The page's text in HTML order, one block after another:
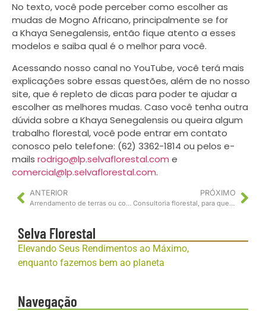
No texto, você pode perceber como escolher as
mudas de Mogno Africano, principalmente se for
a Khaya Senegalensis, então fique atento a esses
modelos e saiba qual é o melhor para você.
Acessando nosso canal no YouTube, você terá mais
explicações sobre essas questões, além de no nosso
site, que é repleto de dicas para poder te ajudar a
escolher as melhores mudas. Caso você tenha outra
dúvida sobre a Khaya Senegalensis ou queira algum
trabalho florestal, você pode entrar em contato
conosco pelo telefone: (62) 3362-1814 ou pelos e-
mails rodrigo@lp.selvaflorestal.com e
comercial@lp.selvaflorestal.com.
ANTERIOR
Arrendamento de terras ou compra de terras? Qual o melhor?
PRÓXIMO
Consultoria florestal, para que serve?
Selva Florestal
Elevando Seus Rendimentos ao Máximo,
enquanto fazemos bem ao planeta
Navegação